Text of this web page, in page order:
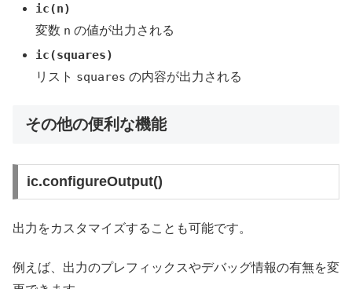
ic(n)
変数 n の値が出力される
ic(squares)
リスト squares の内容が出力される
その他の便利な機能
ic.configureOutput()
出力をカスタマイズすることも可能です。
例えば、出力のプレフィックスやデバッグ情報の有無を変